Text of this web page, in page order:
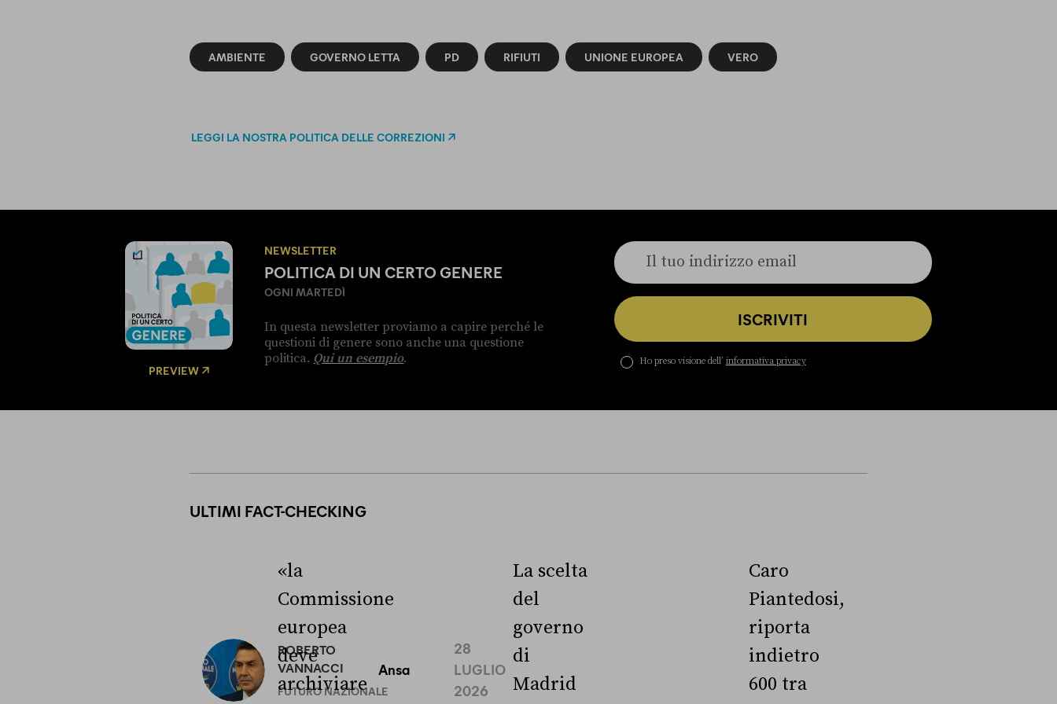
AMBIENTE GOVERNO LETTA PD RIFIUTI UNIONE EUROPEA VERO
LEGGI LA NOSTRA POLITICA DELLE CORREZIONI
PREVIEW
NEWSLETTER
POLITICA DI UN CERTO GENERE
OGNI MARTEDÌ
In questa newsletter proviamo a capire perché le
questioni di genere sono anche una questione
politica. Qui un esempio.
ISCRIVITI
Ho preso visione dell’ informativa privacy
ULTIMI FACT-CHECKING
ROBERTO
VANNACCI
FUTURO NAZIONALE
«la
Commissione
europea
deve
archiviare
Ansa
28
LUGLIO
2026
La scelta
del
governo
di
Madrid
Caro
Piantedosi,
riporta
indietro
600 tra